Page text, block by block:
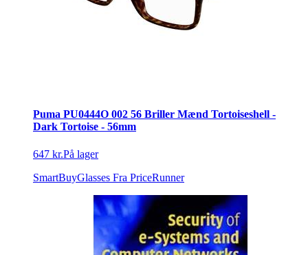
Puma PU0444O 002 56 Briller Mænd Tortoiseshell -
Dark Tortoise - 56mm
647 kr.På lager
SmartBuyGlasses Fra PriceRunner